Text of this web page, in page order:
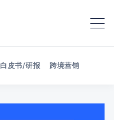
白皮书/研报 跨境营销